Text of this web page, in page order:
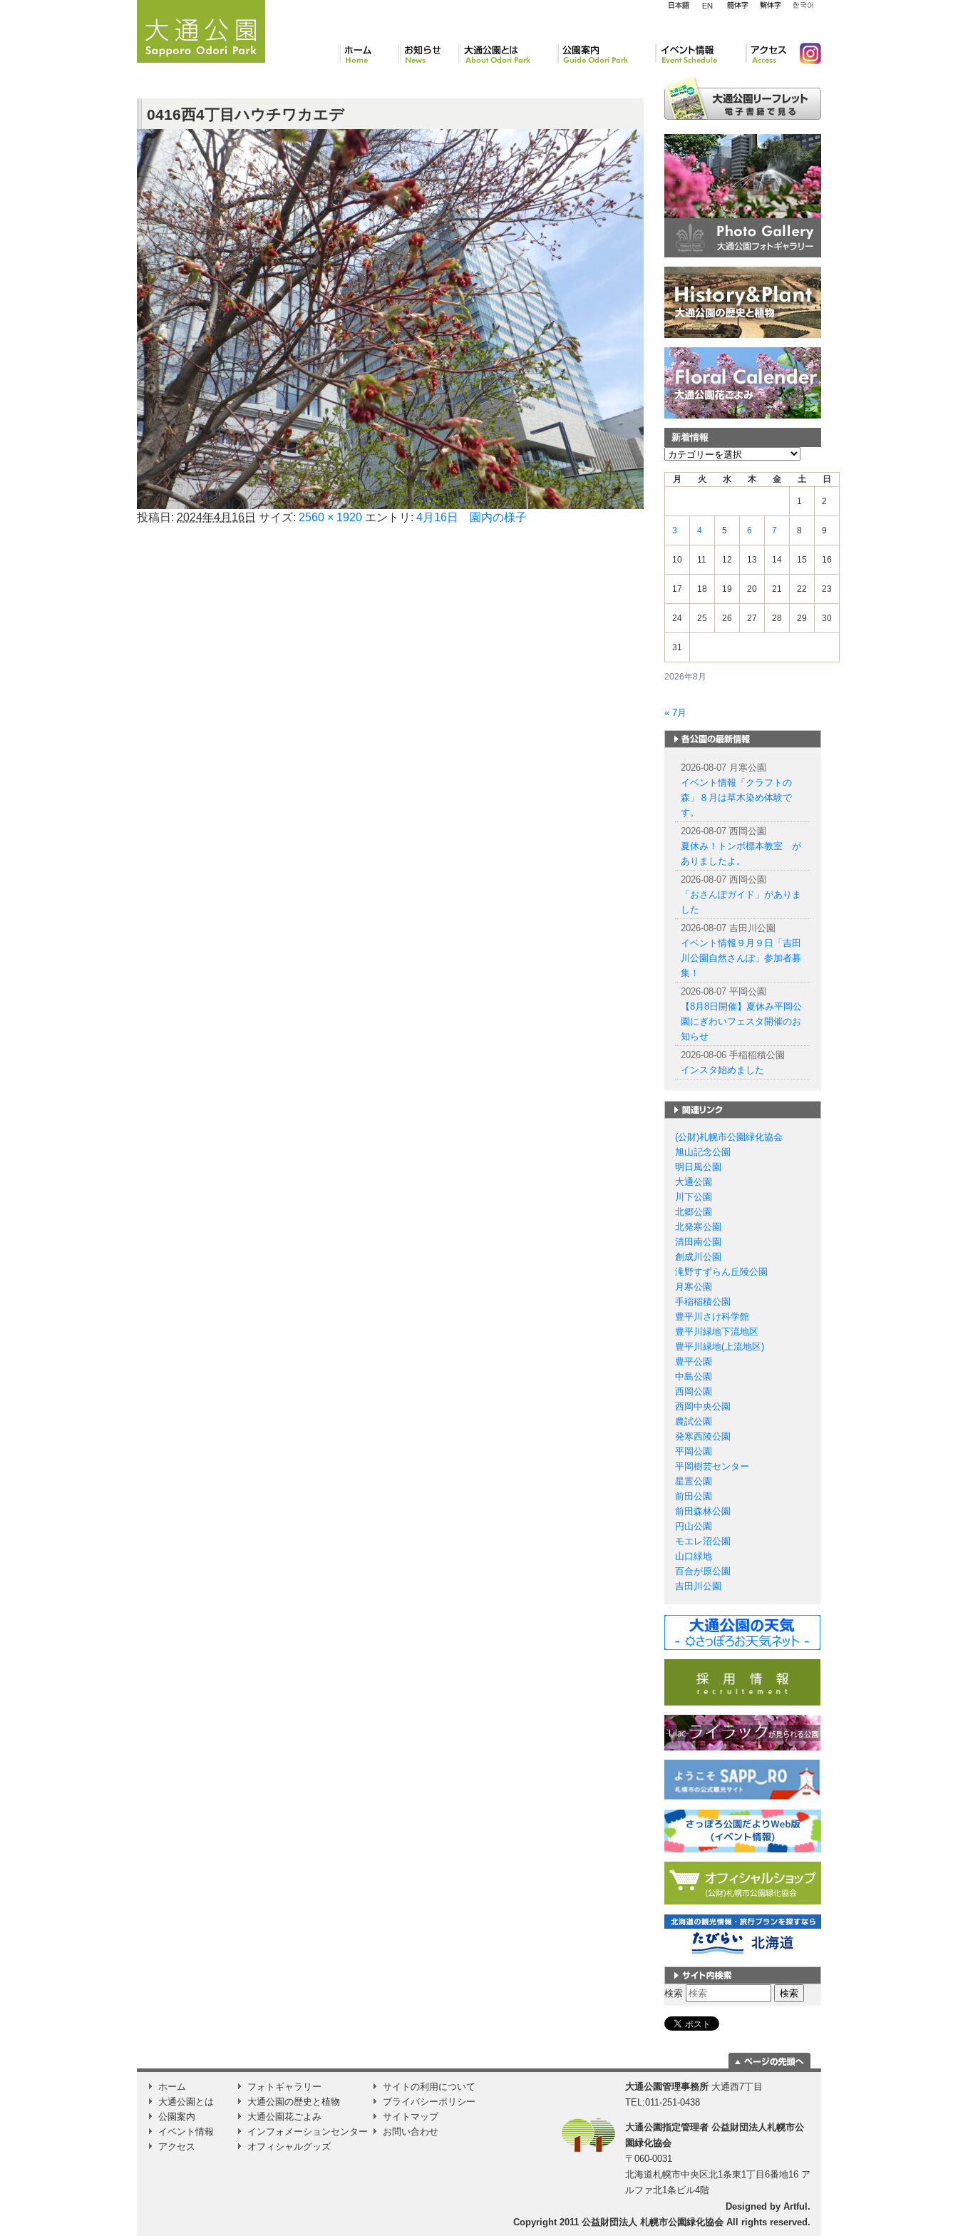
ス
0416西4丁目ハウチワカエデ
投稿日: 2024年4月16日 サイズ: 2560 × 1920 エントリ: 4月16日 園内の様子
新着情報
新
2026年8月
月 火 水 木 金 土 日
1 2
3 4 5 6 7 8 9
10 11 12 13 14 15 16
17 18 19 20 21 22 23
24 25 26 27 28 29 30
31
« 7月
2026-08-07 月寒公園
イベント情報「クラフトの
森」８月は草木染め体験で
す。
2026-08-07 西岡公園
夏休み！トンボ標本教室 が
ありましたよ。
2026-08-07 西岡公園
「おさんぽガイド」がありま
した
2026-08-07 吉田川公園
イベント情報９月９日「吉田
川公園自然さんぽ」参加者募
集！
2026-08-07 平岡公園
【8月8日開催】夏休み平岡公
園にぎわいフェスタ開催のお
知らせ
2026-08-06 手稲稲積公園
インスタ始めました
(公財)札幌市公園緑化協会
旭山記念公園
明日風公園
大通公園
川下公園
北郷公園
北発寒公園
清田南公園
創成川公園
滝野すずらん丘陵公園
月寒公園
手稲稲積公園
豊平川さけ科学館
豊平川緑地下流地区
豊平川緑地(上流地区)
豊平公園
中島公園
西岡公園
西岡中央公園
農試公園
発寒西陵公園
平岡公園
平岡樹芸センター
星置公園
前田公園
前田森林公園
円山公園
モエレ沼公園
山口緑地
百合が原公園
吉田川公園
サイト内検索
検索
に移動
ホーム
大通公園とは
公園案内
イベント情報
アクセス
フォトギャラリー
大通公園の歴史と植物
大通公園花ごよみ
インフォメーションセンター
オフィシャルグッズ
サイトの利用について
プライバシーポリシー
サイトマップ
お問い合わせ
大通公園管理事務所 大通西7丁目
TEL:011-251-0438
大通公園指定管理者 公益財団法人札幌市公
園緑化協会
〒060-0031
北海道札幌市中央区北1条東1丁目6番地16 ア
ルファ北1条ビル4階
Designed by Artful.
Copyright 2011 公益財団法人 札幌市公園緑化協会 All rights reserved.